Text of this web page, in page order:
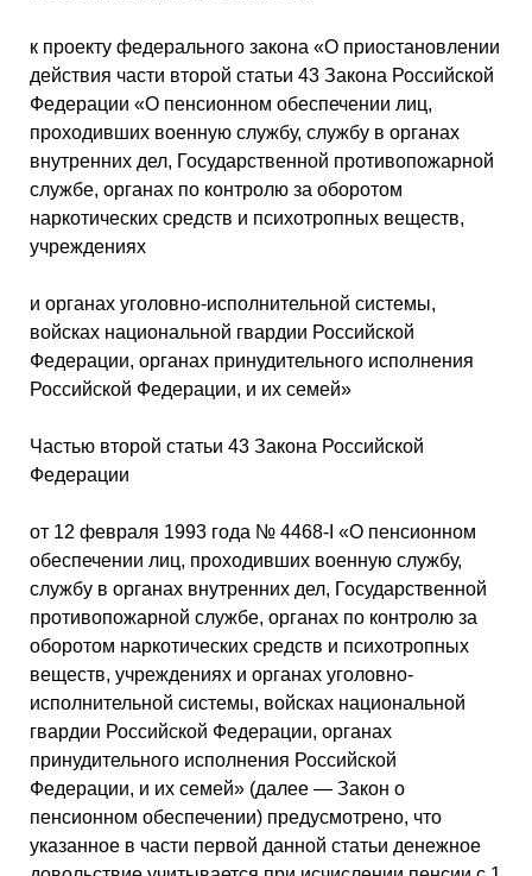
к проекту федерального закона «О приостановлении
действия части второй статьи 43 Закона Российской
Федерации «О пенсионном обеспечении лиц,
проходивших военную службу, службу в органах
внутренних дел, Государственной противопожарной
службе, органах по контролю за оборотом
наркотических средств и психотропных веществ,
учреждениях
и органах уголовно-исполнительной системы,
войсках национальной гвардии Российской
Федерации, органах принудительного исполнения
Российской Федерации, и их семей»
Частью второй статьи 43 Закона Российской
Федерации
от 12 февраля 1993 года № 4468-I «О пенсионном
обеспечении лиц, проходивших военную службу,
службу в органах внутренних дел, Государственной
противопожарной службе, органах по контролю за
оборотом наркотических средств и психотропных
веществ, учреждениях и органах уголовно-
исполнительной системы, войсках национальной
гвардии Российской Федерации, органах
принудительного исполнения Российской
Федерации, и их семей» (далее — Закон о
пенсионном обеспечении) предусмотрено, что
указанное в части первой данной статьи денежное